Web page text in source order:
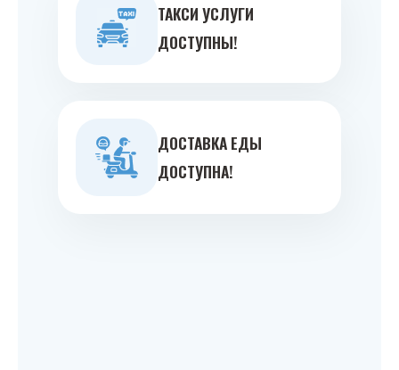
ТАКСИ УСЛУГИ
ДОСТУПНЫ!
ДОСТАВКА ЕДЫ
ДОСТУПНА!